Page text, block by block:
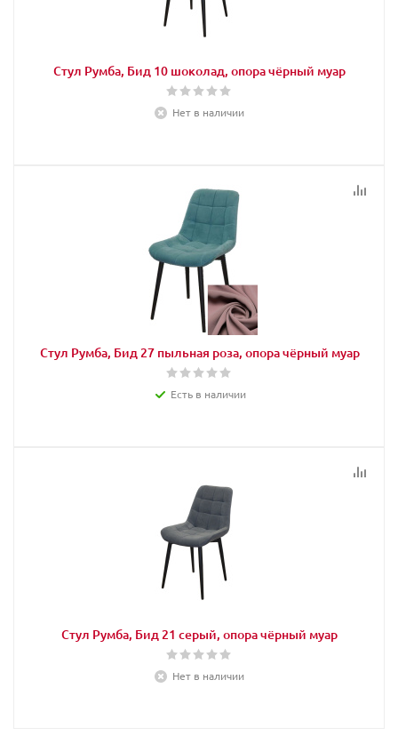
Стул Румба, Бид 10 шоколад, опора чёрный муар
Нет в наличии
Стул Румба, Бид 27 пыльная роза, опора чёрный муар
Есть в наличии
Стул Румба, Бид 21 серый, опора чёрный муар
Нет в наличии